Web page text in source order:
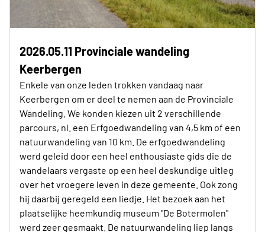
2026.05.11 Provinciale wandeling
Keerbergen
Enkele van onze leden trokken vandaag naar
Keerbergen om er deel te nemen aan de Provinciale
Wandeling. We konden kiezen uit 2 verschillende
parcours, nl. een Erfgoedwandeling van 4,5 km of een
natuurwandeling van 10 km. De erfgoedwandeling
werd geleid door een heel enthousiaste gids die de
wandelaars vergaste op een heel deskundige uitleg
over het vroegere leven in deze gemeente. Ook zong
hij daarbij geregeld een liedje. Het bezoek aan het
plaatselijke heemkundig museum "De Botermolen"
werd zeer gesmaakt. De natuurwandeling liep langs